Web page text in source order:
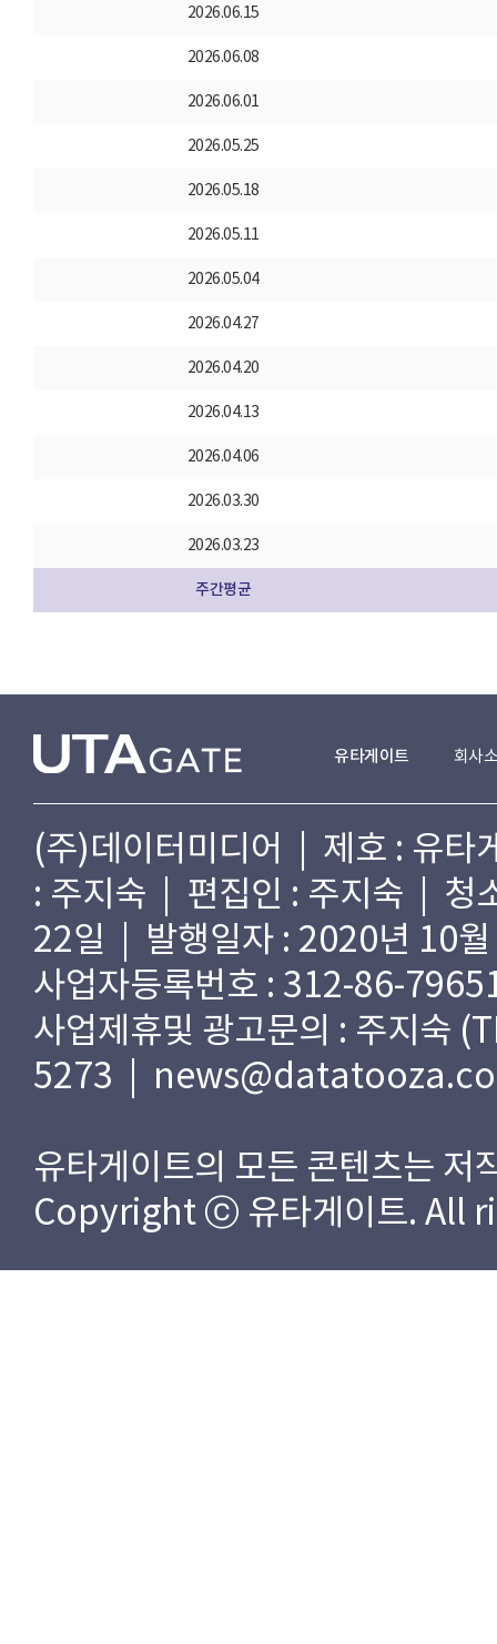
2026.06.15
2026.06.08
2026.06.01
2026.05.25
2026.05.18
2026.05.11
2026.05.04
2026.04.27
2026.04.20
2026.04.13
2026.04.06
2026.03.30
2026.03.23
주간평균
유타게이트 회사
(주)데이터미디어 | 제호 : 유
: 주지숙 | 편집인 : 주지숙 | 청
22일 | 발행일자 : 2020년 10
사업자등록번호 : 312-86-
사업제휴및 광고문의 : 주지숙
5273 |
유타게이트의 모든 콘텐츠는 저
Copyright ⓒ 유타게이트. All